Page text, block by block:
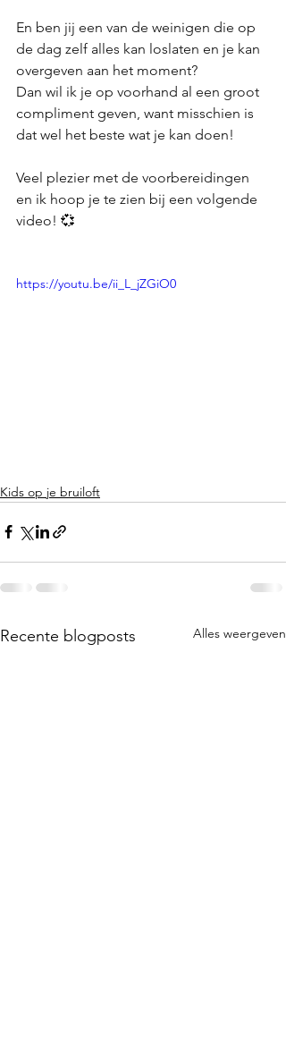
En ben jij een van de weinigen die op
de dag zelf alles kan loslaten en je kan
overgeven aan het moment?
Dan wil ik je op voorhand al een groot
compliment geven, want misschien is
dat wel het beste wat je kan doen!
Veel plezier met de voorbereidingen
en ik hoop je te zien bij een volgende
video! 💞
https://youtu.be/ii_L_jZGiO0
Kids op je bruiloft
Recente blogposts Alles weergeven